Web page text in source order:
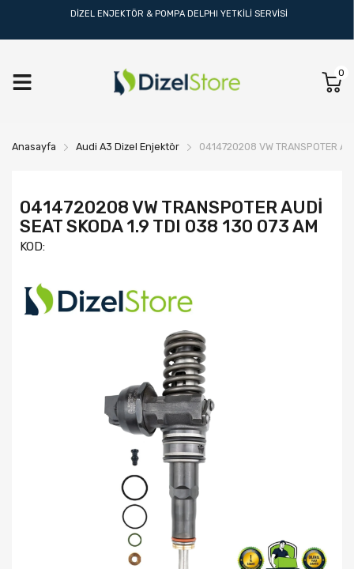
DİZEL ENJEKTÖR & POMPA DELPHI YETKİLİ SERVİSİ
0
Anasayfa Audi A3 Dizel Enjektör 0414720208 VW TRANSPOTER
0414720208 VW TRANSPOTER AUDİ
SEAT SKODA 1.9 TDI 038 130 073 AM
KOD: